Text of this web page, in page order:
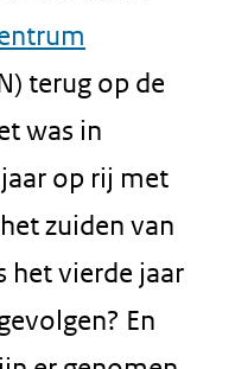
naar
een
andere
terug op de
was in
op rij met
zuiden van
het vierde jaar
En